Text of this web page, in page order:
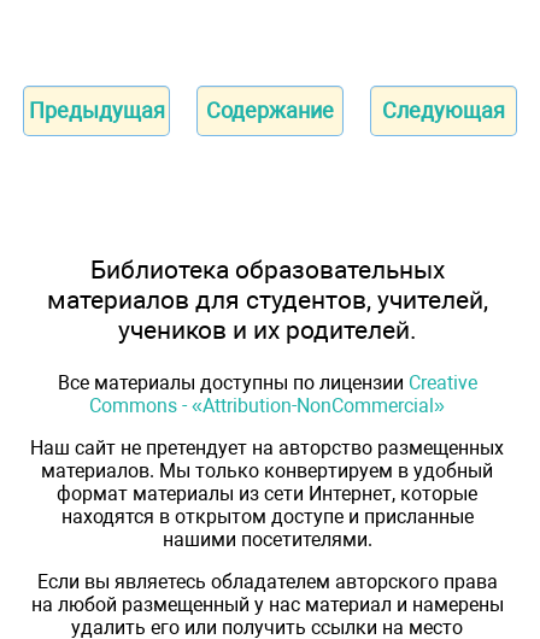
Предыдущая Содержание Следующая
Библиотека образовательных
материалов для студентов, учителей,
учеников и их родителей.
Все материалы доступны по лицензии Creative
Commons - «Attribution-NonCommercial»
Наш сайт не претендует на авторство размещенных
материалов. Мы только конвертируем в удобный
формат материалы из сети Интернет, которые
находятся в открытом доступе и присланные
нашими посетителями.
Если вы являетесь обладателем авторского права
на любой размещенный у нас материал и намерены
удалить его или получить ссылки на место